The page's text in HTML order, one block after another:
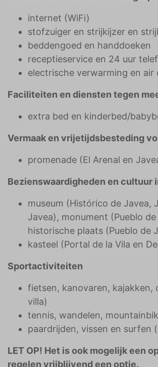
internet (WiFi)
stofzuiger en strijkijzer en
beddengoed en handdoeken
receptieservice en 24 uur
electrische verwarming en air
Faciliteiten en diensten tegen
extra bed en kinderbed/
Vermaak en vrijetijdsbesteding
promenade (El Arenal en
Bezienswaardigheden en cultuur
museum (Histórico de Javea,
Javea), monument (Pueblo
historische plaats (Pueblo de
kasteel (Portal de la Vila en
Sportactiviteiten
fietsen, kanovaren, kajakken,
villa)
tennis, wandelen,
paardrijden, vissen en surfen
LET OP! Het is ook mogelijk een
regelen vrijblijvend een optie.